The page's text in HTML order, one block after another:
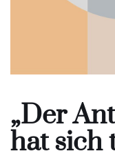
„Der
hat sich